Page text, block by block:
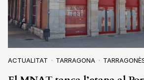
ACTUALITAT TARRAGONA